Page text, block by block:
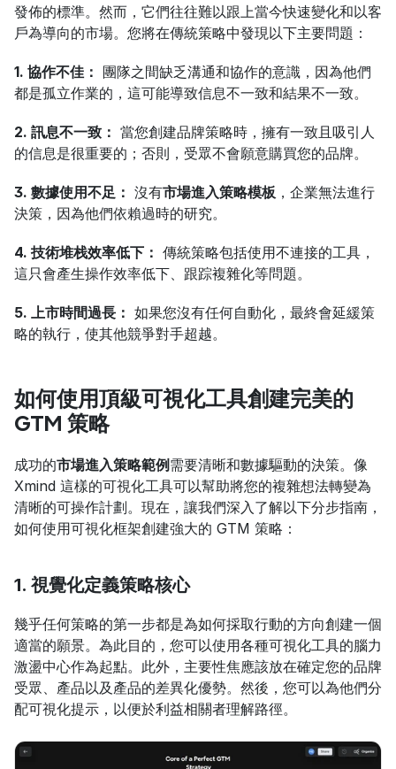
發佈的標準。然而，它們往往難以跟上當今快速變化和以客
戶為導向的市場。您將在傳統策略中發現以下主要問題：
1. 協作不佳： 團隊之間缺乏溝通和協作的意識，因為他們
都是孤立作業的，這可能導致信息不一致和結果不一致。
2. 訊息不一致： 當您創建品牌策略時，擁有一致且吸引人
的信息是很重要的；否則，受眾不會願意購買您的品牌。
3. 數據使用不足： 沒有市場進入策略模板 ，企業無法進行
決策，因為他們依賴過時的研究。
4. 技術堆栈效率低下： 傳統策略包括使用不連接的工具，
這只會產生操作效率低下、跟踪複雜化等問題。
5. 上市時間過長： 如果您沒有任何自動化，最終會延緩策
略的執行，使其他競爭對手超越。
如何使用頂級可視化工具創建完美的
GTM 策略
成功的市場進入策略範例 需要清晰和數據驅動的決策。像
Xmind 這樣的可視化工具可以幫助將您的複雜想法轉變為
清晰的可操作計劃。現在，讓我們深入了解以下分步指南，
如何使用可視化框架創建強大的 GTM 策略：
1. 視覺化定義策略核心
幾乎任何策略的第一步都是為如何採取行動的方向創建一個
適當的願景。為此目的，您可以使用各種可視化工具的腦力
激盪中心作為起點。此外，主要性焦應該放在確定您的品牌
受眾、產品以及產品的差異化優勢。然後，您可以為他們分
配可視化提示，以便於利益相關者理解路徑。